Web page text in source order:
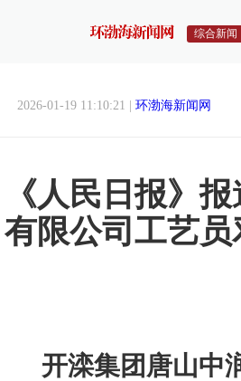
综合新闻
2026-01-19 11:10:21 | 环渤海新闻网
《人民日报》
有限公司工艺
开滦集团唐山